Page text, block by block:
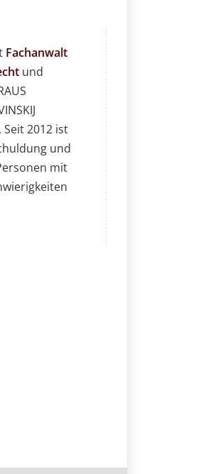
Fachanwalt
und
2012 ist
und
mit